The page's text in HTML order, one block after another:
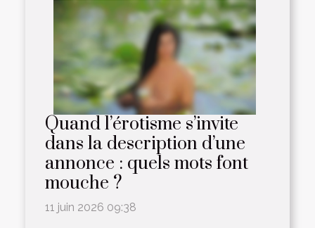
Quand l’érotisme s’invite
dans la description d’une
annonce : quels mots font
mouche ?
11 juin 2026 09:38